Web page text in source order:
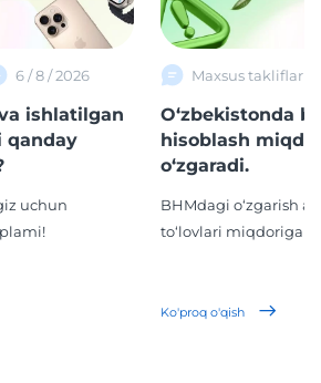
6 / 8 / 2026
ishlatilgan
qanday
uchun
Maxsus takliflar
O‘zbekistonda
hisoblash
o‘zgaradi.
BHMdagi o‘zgarish
to‘lovlari miqdoriga
Ko'proq o'qish